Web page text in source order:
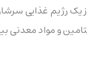
یک رژیم غذایی
و مواد معدنی